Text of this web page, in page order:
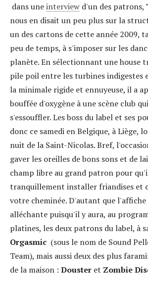
dans uneinterview d'un des patrons,
nous en disait un peu plus sur la
un des cartons de cette année 2009,
peu de temps, à s'imposer sur les
planète. En sélectionnant une house
pile poil entre les turbines indigestes
la minimale rigide et ennuyeuse, il a
bouffée d'oxygène à une scène club
s'essouffler. Les boss du label et ses
donc ce samedi en Belgique, à Liège,
nuit de la Saint-Nicolas. Bref,
gaver les oreilles de bons sons et de
champ libre au grand patron pour
tranquillement installer friandises et
votre cheminée. D'autant que
alléchante puisqu'il y aura, au
platines, les deux patrons du label, à
Orgasmic (sous le nom de Sound
Team), mais aussi deux des plus
de la maison : Douster et Zombie